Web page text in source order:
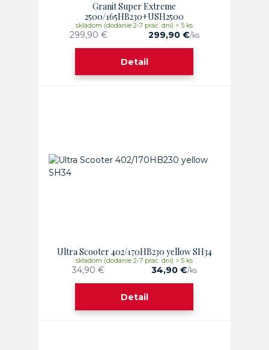
Granit Super Extreme
2500/165HB230+USH2500
299,90 € 299,90 €/ks
skladom (dodanie 2-7 prac. dni) > 5 ks
Detail
Ultra Scooter 402/170HB230 yellow SH34
34,90 € 34,90 €/ks
skladom (dodanie 2-7 prac. dni) > 5 ks
Detail